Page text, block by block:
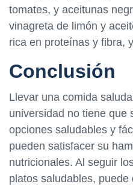
tomates, y aceitunas
vinagreta de limón y
rica en proteínas y fibra,
Conclusión
Llevar una comida
universidad no tiene que
opciones saludables y
pueden satisfacer su
nutricionales. Al seguir
platos saludables,